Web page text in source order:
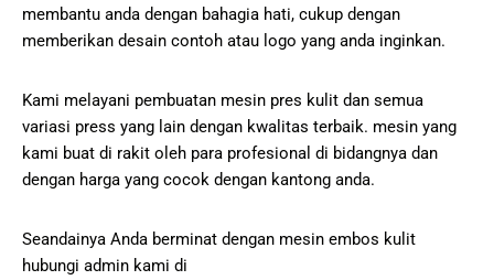
membantu anda dengan bahagia hati, cukup dengan
memberikan desain contoh atau logo yang anda inginkan.
Kami melayani pembuatan mesin pres kulit dan semua
variasi press yang lain dengan kwalitas terbaik. mesin yang
kami buat di rakit oleh para profesional di bidangnya dan
dengan harga yang cocok dengan kantong anda.
Seandainya Anda berminat dengan mesin embos kulit
hubungi admin kami di